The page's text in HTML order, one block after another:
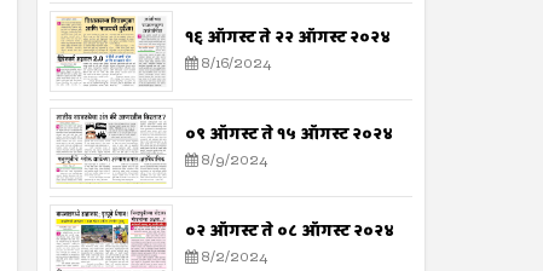
१६ ऑगस्ट ते २२ ऑगस्ट २०२४
8/16/2024
०९ ऑगस्ट ते १५ ऑगस्ट २०२४
8/9/2024
०२ ऑगस्ट ते ०८ ऑगस्ट २०२४
8/2/2024